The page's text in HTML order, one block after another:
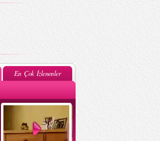
En Çok İzlenenler